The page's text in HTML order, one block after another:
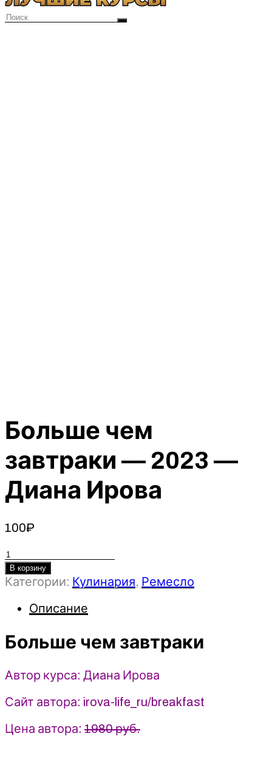
Больше чем
завтраки — 2023 —
Диана Ирова
100₽
Количество
товара
Больше
завтраки
2023
-
Ирова
В корзину
Категории: Кулинария, Ремесло
Описание
Больше чем завтраки
Автор курса: Диана Ирова
Сайт автора: irova-life_ru/breakfast
Цена автора: 1980 руб.